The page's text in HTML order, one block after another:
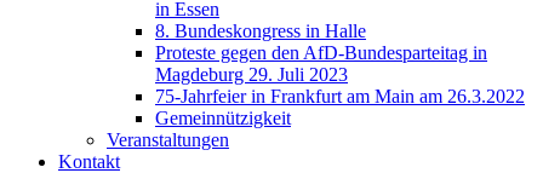
in Essen
8. Bundeskongress in Halle
Proteste gegen den AfD-Bundesparteitag in
Magdeburg 29. Juli 2023
75-Jahrfeier in Frankfurt am Main am 26.3.2022
Gemeinnützigkeit
Veranstaltungen
Kontakt